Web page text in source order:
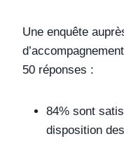
Une enquête
50 réponses :
84% sont
disposition